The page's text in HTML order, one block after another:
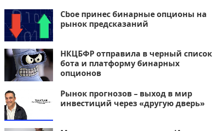
Cboe принес бинарные опционы на
рынок предсказаний
НКЦБФР отправила в черный список
бота и платформу бинарных
опционов
Рынок прогнозов – выход в мир
инвестиций через «другую дверь»